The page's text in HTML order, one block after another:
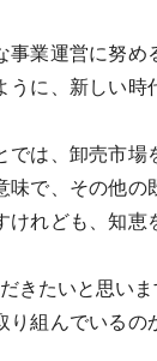
業運営に努め
うに、新しい時
は、卸売市場
味で、その他の
れども、知恵
きたいと思いま
組んでいるの